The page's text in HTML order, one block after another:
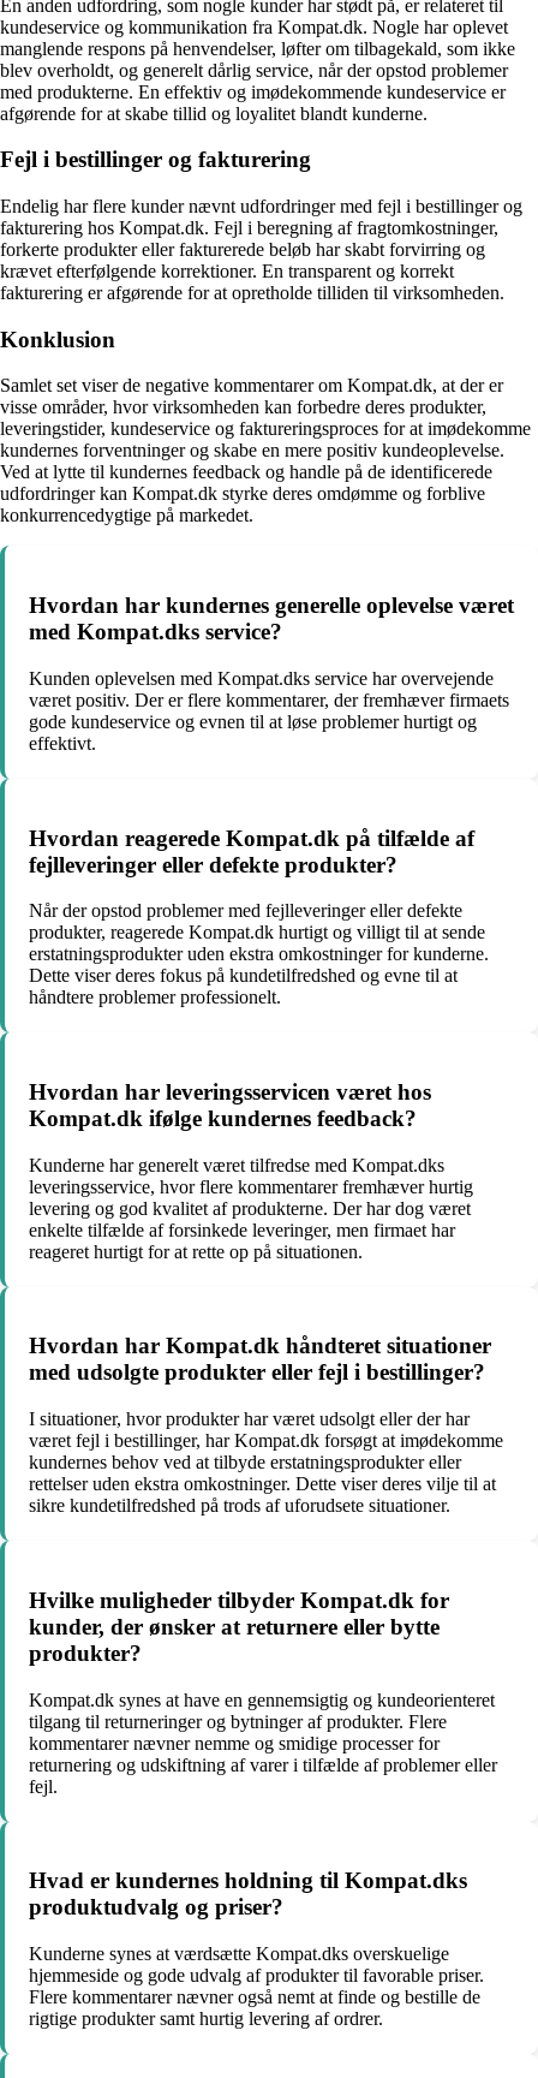
En anden udfordring, som nogle kunder har stødt på, er relateret til
kundeservice og kommunikation fra Kompat.dk. Nogle har oplevet
manglende respons på henvendelser, løfter om tilbagekald, som ikke
blev overholdt, og generelt dårlig service, når der opstod problemer
med produkterne. En effektiv og imødekommende kundeservice er
afgørende for at skabe tillid og loyalitet blandt kunderne.
Fejl i bestillinger og fakturering
Endelig har flere kunder nævnt udfordringer med fejl i bestillinger og
fakturering hos Kompat.dk. Fejl i beregning af fragtomkostninger,
forkerte produkter eller fakturerede beløb har skabt forvirring og
krævet efterfølgende korrektioner. En transparent og korrekt
fakturering er afgørende for at opretholde tilliden til virksomheden.
Konklusion
Samlet set viser de negative kommentarer om Kompat.dk, at der er
visse områder, hvor virksomheden kan forbedre deres produkter,
leveringstider, kundeservice og faktureringsproces for at imødekomme
kundernes forventninger og skabe en mere positiv kundeoplevelse.
Ved at lytte til kundernes feedback og handle på de identificerede
udfordringer kan Kompat.dk styrke deres omdømme og forblive
konkurrencedygtige på markedet.
Hvordan har kundernes generelle oplevelse været
med Kompat.dks service?
Kunden oplevelsen med Kompat.dks service har overvejende
været positiv. Der er flere kommentarer, der fremhæver firmaets
gode kundeservice og evnen til at løse problemer hurtigt og
effektivt.
Hvordan reagerede Kompat.dk på tilfælde af
fejlleveringer eller defekte produkter?
Når der opstod problemer med fejlleveringer eller defekte
produkter, reagerede Kompat.dk hurtigt og villigt til at sende
erstatningsprodukter uden ekstra omkostninger for kunderne.
Dette viser deres fokus på kundetilfredshed og evne til at
håndtere problemer professionelt.
Hvordan har leveringsservicen været hos
Kompat.dk ifølge kundernes feedback?
Kunderne har generelt været tilfredse med Kompat.dks
leveringsservice, hvor flere kommentarer fremhæver hurtig
levering og god kvalitet af produkterne. Der har dog været
enkelte tilfælde af forsinkede leveringer, men firmaet har
reageret hurtigt for at rette op på situationen.
Hvordan har Kompat.dk håndteret situationer
med udsolgte produkter eller fejl i bestillinger?
I situationer, hvor produkter har været udsolgt eller der har
været fejl i bestillinger, har Kompat.dk forsøgt at imødekomme
kundernes behov ved at tilbyde erstatningsprodukter eller
rettelser uden ekstra omkostninger. Dette viser deres vilje til at
sikre kundetilfredshed på trods af uforudsete situationer.
Hvilke muligheder tilbyder Kompat.dk for
kunder, der ønsker at returnere eller bytte
produkter?
Kompat.dk synes at have en gennemsigtig og kundeorienteret
tilgang til returneringer og bytninger af produkter. Flere
kommentarer nævner nemme og smidige processer for
returnering og udskiftning af varer i tilfælde af problemer eller
fejl.
Hvad er kundernes holdning til Kompat.dks
produktudvalg og priser?
Kunderne synes at værdsætte Kompat.dks overskuelige
hjemmeside og gode udvalg af produkter til favorable priser.
Flere kommentarer nævner også nemt at finde og bestille de
rigtige produkter samt hurtig levering af ordrer.